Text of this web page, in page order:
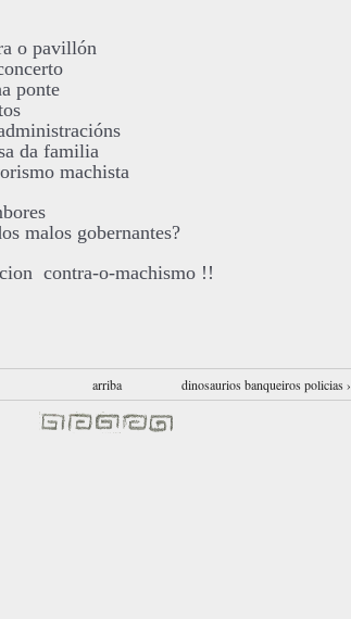
o pavillón
ponte
da familia
machista
malos gobernantes?
contra-o-machismo !!
arriba dinosaurios banqueiros policias ›